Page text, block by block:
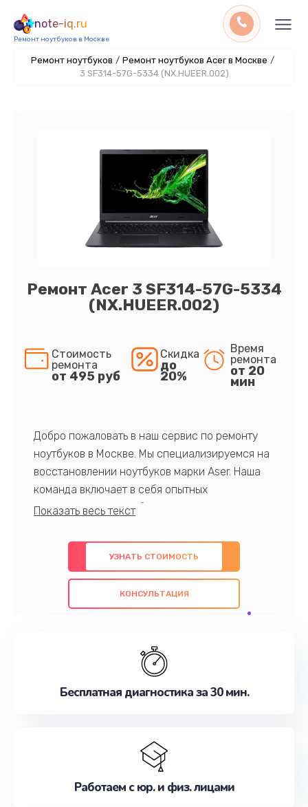
note-iq.ru
Ремонт ноутбуков в Москве
Ремонт ноутбуков / Ремонт ноутбуков Acer в Москве /
3 SF314-57G-5334 (NX.HUEER.002)
Ремонт Acer 3 SF314-57G-5334
(NX.HUEER.002)
Стоимость
ремонта
от 495 руб
Скидка
до
20%
Время
ремонта
от 20
мин
Добро пожаловать в наш сервис по ремонту
ноутбуков в Москве. Мы специализируемся на
восстановлении ноутбуков марки Aser. Наша
команда включает в себя опытных
профессионалов с обширными знаниями и
предлагаем быстрый и качественный ремонт с
использованием оригинальных компонентов, а
также гарантируем качество всех
проведенных работ. Наша цель - предоставить
наилучшим образом. Не медлите записаться на
УЗНАТЬ СТОИМОСТЬ
КОНСУЛЬТАЦИЯ
Бесплатная диагностика за 30 мин.
Работаем с юр. и физ. лицами